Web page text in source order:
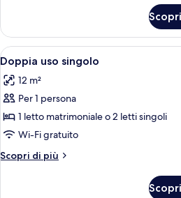
tripla
Apri
tutte
le
foto
per
Doppia
uso
singolo
Una
7
Doppia uso singolo
12 m²
Per 1 persona
1 letto matrimoniale o 2 letti singoli
Wi-Fi gratuito
Scopri di più
Altri